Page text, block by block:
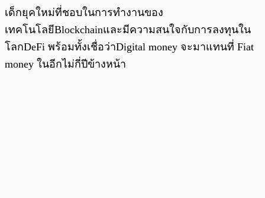
เด็กยุคใหม่ที่ชอบในการทำงานของ
เทคโนโลยีBlockchainและมีความสนใจกับการลงทุนใน
โลกDeFi พร้อมทั้งเชื่อว่าDigital money จะมาแทนที่ Fiat
money ในอีกไม่กี่ปีข้างหน้า